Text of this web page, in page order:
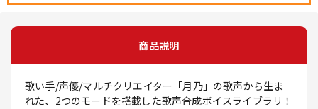
商品説明
歌い手/声優/マルチクリエイター「月乃」の歌声から生ま
れた、2つのモードを搭載した歌声合成ボイスライブラリ！